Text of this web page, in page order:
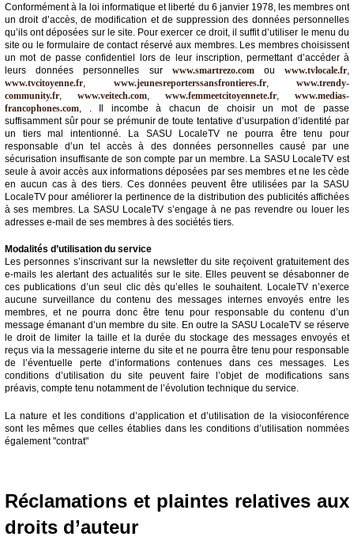
Conformément à la loi informatique et liberté du 6 janvier 1978, les membres ont
un droit d’accès, de modification et de suppression des données personnelles
qu’ils ont déposées sur le site. Pour exercer ce droit, il suffit d’utiliser le menu du
site ou le formulaire de contact réservé aux membres. Les membres choisissent
un mot de passe confidentiel lors de leur inscription, permettant d’accéder à
leurs données personnelles sur www.smartrezo.comouwww.tvlocale.fr
www.tvcitoyenne.fr
www.jeunesreporterssansfrontieres.fr, www.trendy-
community.fr
www.veitech.com www.femmeetcitoyennete.fr
www.medias-
francophones.com , . Il incombe à chacun de choisir un mot de passe
suffisamment sûr pour se prémunir de toute tentative d’usurpation d’identité par
un tiers mal intentionné. La SASU LocaleTV ne pourra être tenu pour
responsable d’un tel accès à des données personnelles causé par une
sécurisation insuffisante de son compte par un membre. La SASU LocaleTV est
seule à avoir accès aux informations déposées par ses membres et ne les cède
en aucun cas à des tiers. Ces données peuvent être utilisées par la SASU
LocaleTV pour améliorer la pertinence de la distribution des publicités affichées
à ses membres. La SASU LocaleTV s’engage à ne pas revendre ou louer les
adresses e-mail de ses membres à des sociétés tiers.
Modalités d’utilisation du service
Les personnes s’inscrivant sur la newsletter du site reçoivent gratuitement des
e-mails les alertant des actualités sur le site. Elles peuvent se désabonner de
ces publications d’un seul clic dès qu’elles le souhaitent. LocaleTV n’exerce
aucune surveillance du contenu des messages internes envoyés entre les
membres, et ne pourra donc être tenu pour responsable du contenu d’un
message émanant d’un membre du site. En outre la SASU LocaleTV se réserve
le droit de limiter la taille et la durée du stockage des messages envoyés et
reçus via la messagerie interne du site et ne pourra être tenu pour responsable
de l’éventuelle perte d’informations contenues dans ces messages. Les
conditions d’utilisation du site peuvent faire l’objet de modifications sans
préavis, compte tenu notamment de l’évolution technique du service.
La nature et les conditions d’application et d’utilisation de la visioconférence
sont les mêmes que celles établies dans les conditions d’utilisation nommées
également "contrat"
Réclamations et plaintes relatives aux
droits d’auteur